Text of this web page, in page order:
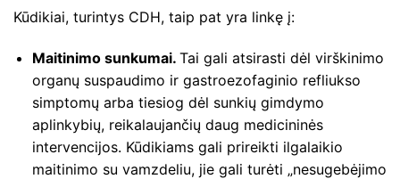
Kūdikiai, turintys CDH, taip pat yra linkę į:
Maitinimo sunkumai. Tai gali atsirasti dėl virškinimo
organų suspaudimo ir gastroezofaginio refliukso
simptomų arba tiesiog dėl sunkių gimdymo
aplinkybių, reikalaujančių daug medicininės
intervencijos. Kūdikiams gali prireikti ilgalaikio
maitinimo su vamzdeliu, jie gali turėti „nesugebėjimo